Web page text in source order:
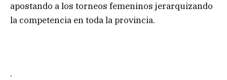
apostando a los torneos femeninos jerarquizando
la competencia en toda la provincia.
.